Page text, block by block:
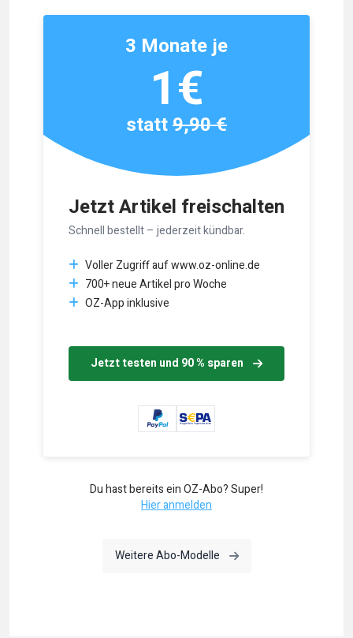
Jetzt Artikel freischalten
Schnell bestellt – jederzeit kündbar.
Voller Zugriff auf www.oz-online.de
700+ neue Artikel pro Woche
OZ-App inklusive
Jetzt testen und 90 % sparen
3 Monate je
1€
statt9,90 €
Du hast bereits ein OZ-Abo? Super!
Hier anmelden
Weitere Abo-Modelle